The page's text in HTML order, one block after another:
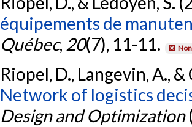
équipements de
Québec, 20(7), 11-11.
Riopel, D., Langevin, A.,
Network of logistics
Design and Optimization